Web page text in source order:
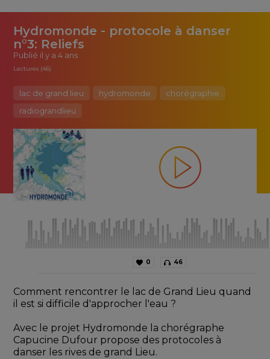
Hydromonde - protocole à danser
n°3: Reliefs
Publié il y a 4 ans
Lectures (46)
lac de grand lieu hydromonde
chorégraphie
radiograndlieu
0 46
Comment rencontrer le lac de Grand Lieu quand
il est si difficile d'approcher l'eau ?
Avec le projet Hydromonde la chorégraphe
Capucine Dufour propose des protocoles à
danser les rives de grand Lieu.